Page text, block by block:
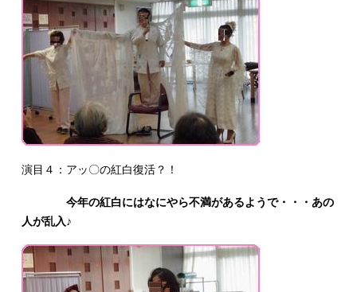
演目４：アッ〇の紅白復活？！
今年の紅白にはなにやら不満があるようで・・・あの
人が乱入♪